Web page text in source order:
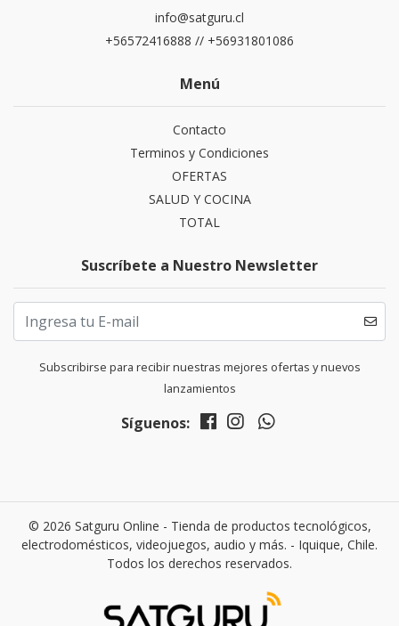
info@satguru.cl
+56572416888 // +56931801086
Menú
Contacto
Terminos y Condiciones
OFERTAS
SALUD Y COCINA
TOTAL
Suscríbete a Nuestro Newsletter
Subscribirse para recibir nuestras mejores ofertas y nuevos
lanzamientos
Síguenos:
© 2026 Satguru Online - Tienda de productos tecnológicos,
electrodomésticos, videojuegos, audio y más. - Iquique, Chile.
Todos los derechos reservados.